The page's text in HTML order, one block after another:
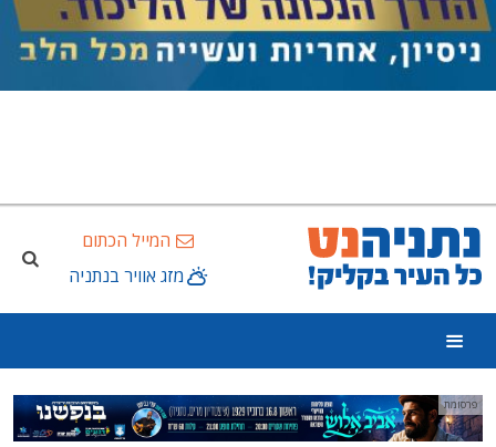
המייל הכתום
מזג אוויר בנתניה
פרסומת